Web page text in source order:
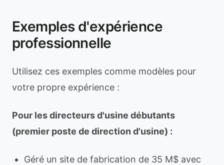
Exemples d'expérience
professionnelle
Utilisez ces exemples comme modèles pour
votre propre expérience :
Pour les directeurs d'usine débutants
(premier poste de direction d'usine) :
Géré un site de fabrication de 35 M$ avec